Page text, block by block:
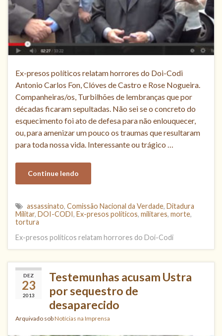
Ex-presos políticos relatam horrores do Doi-Codi
Antonio Carlos Fon, Clóves de Castro e Rose Nogueira.
Companheiras/os, Turbilhões de lembranças que por
décadas ficaram sepultadas. Não sei se o concreto do
esquecimento foi ato de defesa para não enlouquecer,
ou, para amenizar um pouco os traumas que resultaram
para toda nossa vida. Interessante ou trágico …
Continue lendo
assassinato, Comissão Nacional da Verdade, Ditadura
Militar, DOI-CODI, Ex-presos políticos, militares, morte,
tortura
Ex-presos políticos relatam horrores do Doi-Codi
DEZ
23
2013
Testemunhas acusam Ustra
por sequestro de
desaparecido
Arquivado sobNotícias na Imprensa